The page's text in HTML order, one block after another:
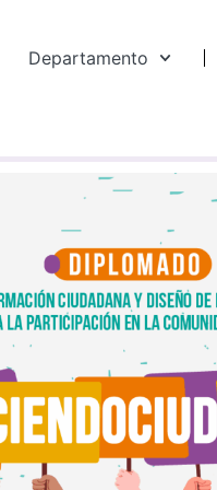
Departamento